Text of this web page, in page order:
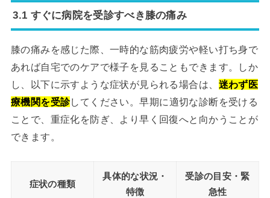
3.1 すぐに病院を受診すべき膝の痛み
膝の痛みを感じた際、一時的な筋肉疲労や軽い打ち身で
あれば自宅でのケアで様子を見ることもできます。しか
し、以下に示すような症状が見られる場合は、 迷わず医
療機関を受診してください。早期に適切な診断を受ける
ことで、重症化を防ぎ、より早く回復へと向かうことが
できます。
症状の種類
具体的な状況・
特徴
受診の目安・緊
急性